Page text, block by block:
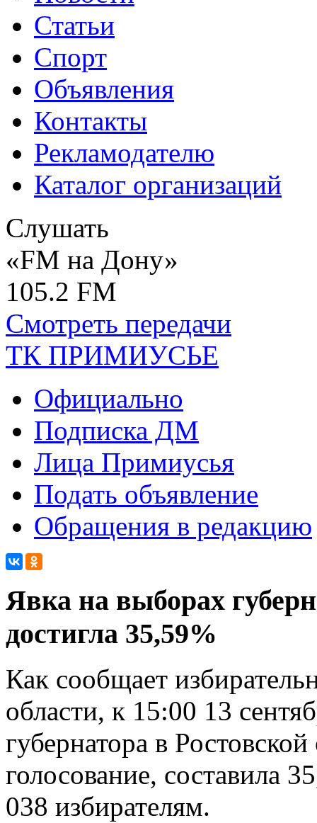
Статьи
Спорт
Объявления
Контакты
Рекламодателю
Каталог организаций
Слушать
«FM на Дону»
105.2 FM
Смотреть передачи
ТК ПРИМИУСЬЕ
Официально
Подписка ДМ
Лица Примиусья
Подать объявление
Обращения в редакцию
Явка на выборах
достигла 35,59%
Как сообщает
области, к 15:00 13
губернатора в
голосование, составила
038 избирателям.